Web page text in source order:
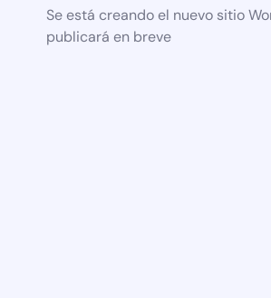
Se está creando el nuevo sitio
publicará en breve